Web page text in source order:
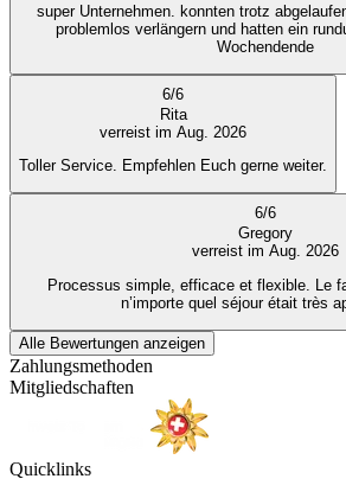
super Unternehmen. konnten trotz
problemlos verlängern und hatten ein
Wochendende
6/6
Rita
verreist im Aug. 2026
Toller Service. Empfehlen Euch gerne weiter.
6/6
Gregory
verreist im Aug. 2026
Processus simple, efficace et flexible. Le
n’importe quel séjour était très
Alle Bewertungen anzeigen
Zahlungsmethoden
Mitgliedschaften
Quicklinks